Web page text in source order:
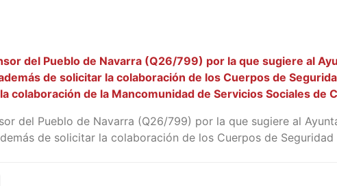
del Pueblo de Navarra (Q26/799) por la que sugiere al
de solicitar la colaboración de los Cuerpos de
colaboración de la Mancomunidad de Servicios Sociales de
del Pueblo de Navarra (Q26/799) por la que sugiere al
de solicitar la colaboración de los Cuerpos de Seguridad